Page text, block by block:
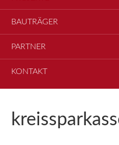
BAUTRÄGER
PARTNER
KONTAKT